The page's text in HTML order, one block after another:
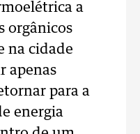
a
orgânicos
na cidade
apenas
para a
energia